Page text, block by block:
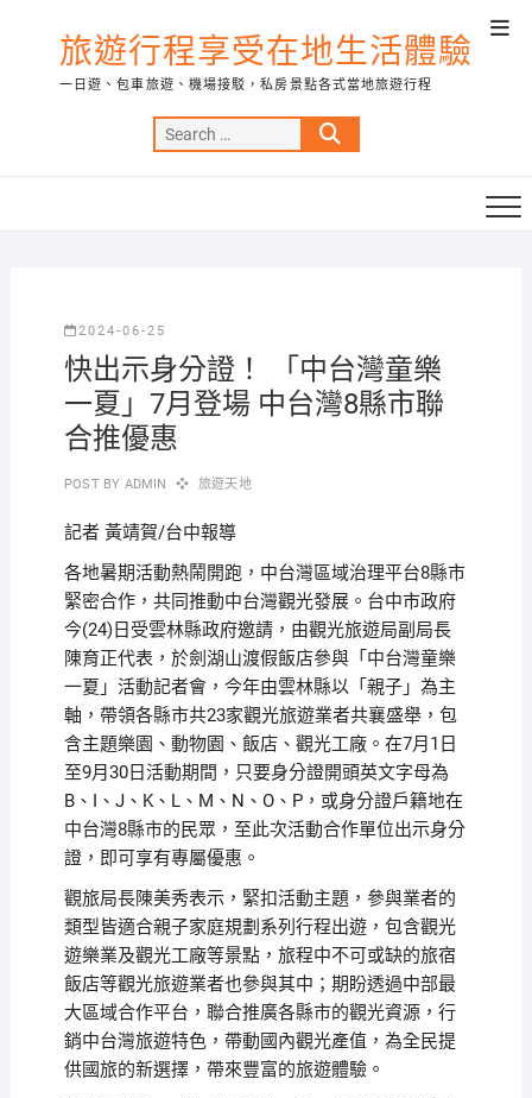
旅遊行程享受在地生活體驗
一日遊、包車旅遊、機場接駁，私房景點各式當地旅遊行程
Search
…
2024-06-25
快出示身分證！ 「中台灣童樂
一夏」7月登場 中台灣8縣市聯
合推優惠
POST BY ADMIN 旅遊天地
記者 黃靖賀/台中報導
各地暑期活動熱鬧開跑，中台灣區域治理平台8縣市
緊密合作，共同推動中台灣觀光發展。台中市政府
今(24)日受雲林縣政府邀請，由觀光旅遊局副局長
陳育正代表，於劍湖山渡假飯店參與「中台灣童樂
一夏」活動記者會，今年由雲林縣以「親子」為主
軸，帶領各縣市共23家觀光旅遊業者共襄盛舉，包
含主題樂園、動物園、飯店、觀光工廠。在7月1日
至9月30日活動期間，只要身分證開頭英文字母為
B、I、J、K、L、M、N、O、P，或身分證戶籍地在
中台灣8縣市的民眾，至此次活動合作單位出示身分
證，即可享有專屬優惠。
觀旅局長陳美秀表示，緊扣活動主題，參與業者的
類型皆適合親子家庭規劃系列行程出遊，包含觀光
遊樂業及觀光工廠等景點，旅程中不可或缺的旅宿
飯店等觀光旅遊業者也參與其中；期盼透過中部最
大區域合作平台，聯合推廣各縣市的觀光資源，行
銷中台灣旅遊特色，帶動國內觀光產值，為全民提
供國旅的新選擇，帶來豐富的旅遊體驗。